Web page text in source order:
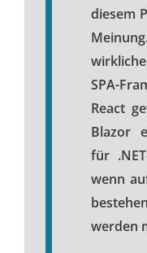
diesem
SPA-
React
Blazor
für
wenn
werden